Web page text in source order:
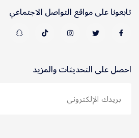
تابعونا على مواقع التواصل الاجتماعي
احصل على التحديثات والمزيد